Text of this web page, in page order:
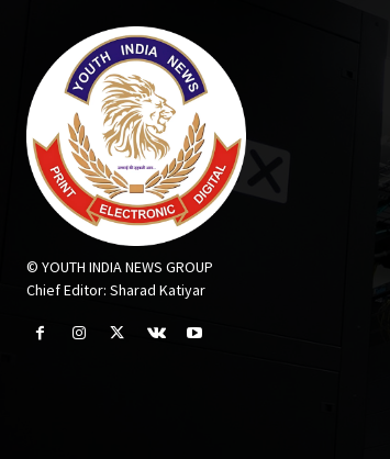
© YOUTH INDIA NEWS GROUP
Chief Editor: Sharad Katiyar